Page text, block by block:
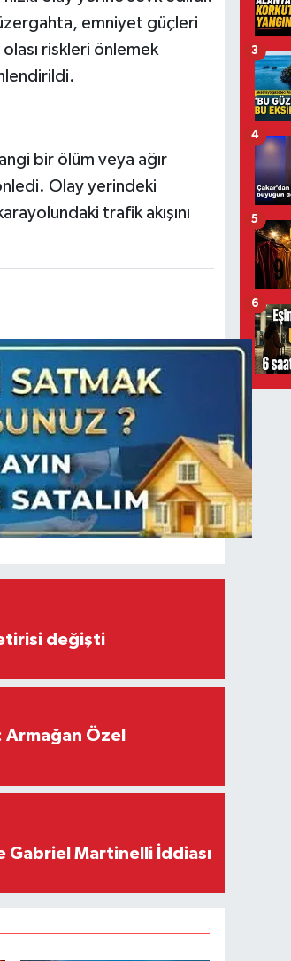
emniyet güçleri
olası riskleri önlemek
bir ölüm veya ağır
Olay yerindeki
trafik akışını
değişti
Armağan Özel
Gabriel Martinelli İddiası
3
4
5
6